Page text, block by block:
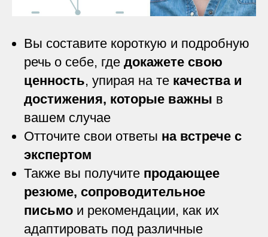
Вы составите короткую и подробную
речь о себе, где докажете свою
ценность, упирая на те качества и
достижения, которые важны в
вашем случае
Отточите свои ответы на встрече с
экспертом
Также вы получите продающее
резюме, сопроводительное
письмо и рекомендации, как их
адаптировать под различные